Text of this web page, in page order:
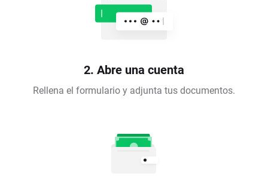
2. Abre una cuenta
Rellena el formulario y adjunta tus documentos.